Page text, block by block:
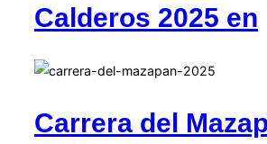
Calderos 2025 en
Carrera del